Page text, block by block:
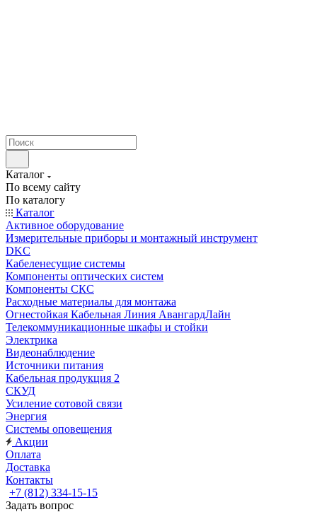
Каталог
По всему сайту
По каталогу
Каталог
Активное оборудование
Измерительные приборы и монтажный инструмент
DKC
Кабеленесущие системы
Компоненты оптических систем
Компоненты СКС
Расходные материалы для монтажа
Огнестойкая Кабельная Линия АвангардЛайн
Телекоммуникационные шкафы и стойки
Электрика
Видеонаблюдение
Источники питания
Кабельная продукция 2
СКУД
Усиление сотовой связи
Энергия
Системы оповещения
Акции
Оплата
Доставка
Контакты
+7 (812) 334-15-15
Задать вопрос